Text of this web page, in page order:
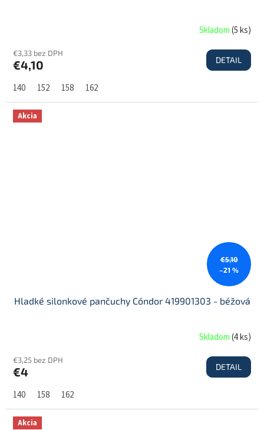
Skladom(5 ks)
€3,33 bez DPH
€4,10 DETAIL
140 152 158 162
Akcia
€5,10
–21 %
Hladké silonkové pančuchy Cóndor 419901303 - béžová
Skladom(4 ks)
€3,25 bez DPH
€4 DETAIL
140 158 162
Akcia